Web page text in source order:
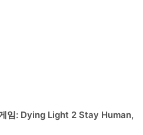
임: Dying Light 2 Stay Human,